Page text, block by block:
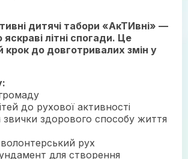
дитячі табори «АкТИвні» —
літні спогади. Це
крок до довготривалих змін у
до рухової активності
здорового способу життя
рух
для створення